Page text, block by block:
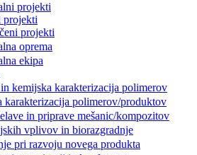
projekti
projekti
projekti
oprema
ekipa
kemijska karakterizacija polimerov
karakterizacija polimerov/produktov
in priprave mešanic/kompozitov
vplivov in biorazgradnje
pri razvoju novega produkta